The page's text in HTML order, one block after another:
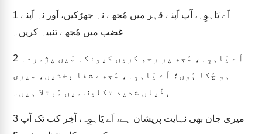
1
غضب میں مُجھے تنبیہ کریں۔
2
ہو چُکا ہُوں؛ اَے یَاہوِہ، مُجھے شفا بخشیں، میری
ہڈّیاں شدید تکلیف میں مُبتلا ہیں۔
3